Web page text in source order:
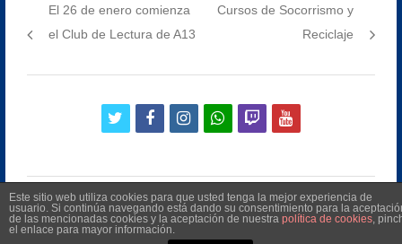
Previous
post:
El 26 de enero comienza
el Club de Lectura de A13
Next
Cursos de Socorrismo y
Reciclaje
twitterfacebookinstagramwhatsapp
twitchyoutube
©2026 Radio Televisión Municipal de Manilva
Este sitio web utiliza cookies para que usted tenga la mejor experiencia de
usuario. Si continúa navegando está dando su consentimiento para la
de las mencionadas cookies y la aceptación de nuestra política de cookies,
el enlace para mayor información.